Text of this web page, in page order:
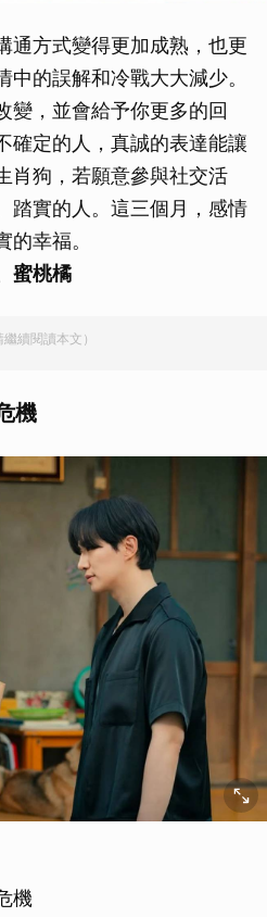
通方式變得更加成熟，也更
的誤解和冷戰大大減少。
變，並會給予你更多的回
確定的人，真誠的表達能讓
肖狗，若願意參與社交活
踏實的人。這三個月，感情
幸福。
蜜桃橘
續閱讀本文）
機
機